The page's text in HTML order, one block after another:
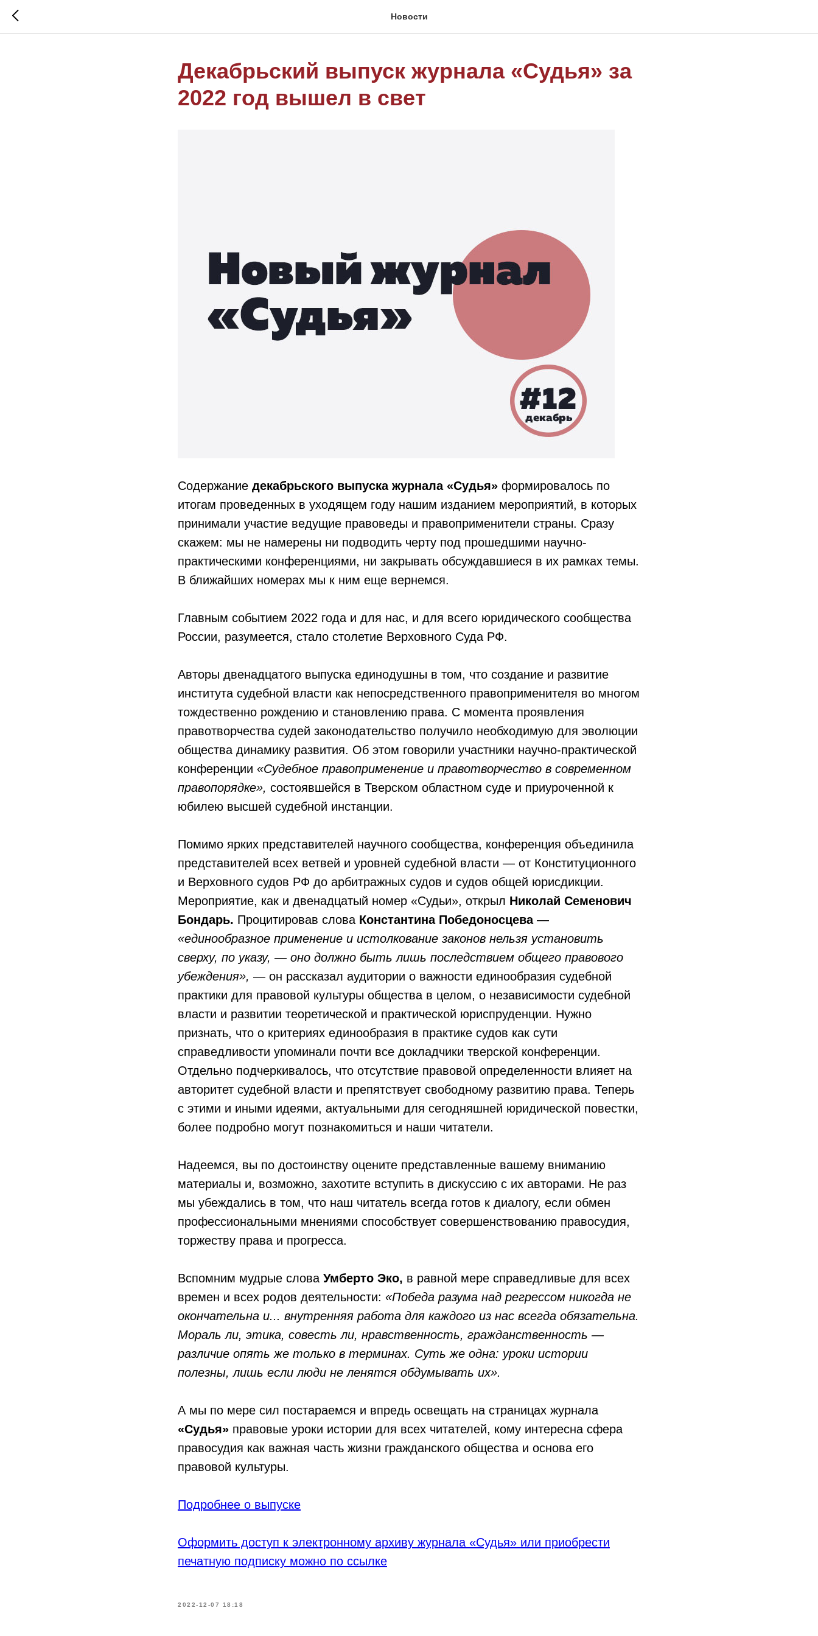
Новости
Декабрьский выпуск журнала «Судья» за
2022 год вышел в свет
Содержание декабрьского выпуска журнала «Судья» формировалось по
итогам проведенных в уходящем году нашим изданием мероприятий, в которых
принимали участие ведущие правоведы и правоприменители страны. Сразу
скажем: мы не намерены ни подводить черту под прошедшими научно-
практическими конференциями, ни закрывать обсуждавшиеся в их рамках темы.
В ближайших номерах мы к ним еще вернемся.
Главным событием 2022 года и для нас, и для всего юридического сообщества
России, разумеется, стало столетие Верховного Суда РФ.
Авторы двенадцатого выпуска единодушны в том, что создание и развитие
института судебной власти как непосредственного правоприменителя во многом
тождественно рождению и становлению права. С момента проявления
правотворчества судей законодательство получило необходимую для эволюции
общества динамику развития. Об этом говорили участники научно-практической
конференции «Судебное правоприменение и правотворчество в современном
правопорядке», состоявшейся в Тверском областном суде и приуроченной к
юбилею высшей судебной инстанции.
Помимо ярких представителей научного сообщества, конференция объединила
представителей всех ветвей и уровней судебной власти — от Конституционного
и Верховного судов РФ до арбитражных судов и судов общей юрисдикции.
Мероприятие, как и двенадцатый номер «Судьи», открыл Николай Семенович
Бондарь. Процитировав слова Константина Победоносцева—
«единообразное применение и истолкование законов нельзя установить
сверху, по указу, — оно должно быть лишь последствием общего правового
убеждения», — он рассказал аудитории о важности единообразия судебной
практики для правовой культуры общества в целом, о независимости судебной
власти и развитии теоретической и практической юриспруденции. Нужно
признать, что о критериях единообразия в практике судов как сути
справедливости упоминали почти все докладчики тверской конференции.
Отдельно подчеркивалось, что отсутствие правовой определенности влияет на
авторитет судебной власти и препятствует свободному развитию права. Теперь
с этими и иными идеями, актуальными для сегодняшней юридической повестки,
более подробно могут познакомиться и наши читатели.
Надеемся, вы по достоинству оцените представленные вашему вниманию
материалы и, возможно, захотите вступить в дискуссию с их авторами. Не раз
мы убеждались в том, что наш читатель всегда готов к диалогу, если обмен
профессиональными мнениями способствует совершенствованию правосудия,
торжеству права и прогресса.
Вспомним мудрые слова Умберто Эко, в равной мере справедливые для всех
времен и всех родов деятельности: «Победа разума над регрессом никогда не
окончательна и... внутренняя работа для каждого из нас всегда обязательна.
Мораль ли, этика, совесть ли, нравственность, гражданственность —
различие опять же только в терминах. Суть же одна: уроки истории
полезны, лишь если люди не ленятся обдумывать их».
А мы по мере сил постараемся и впредь освещать на страницах журнала
«Судья» правовые уроки истории для всех читателей, кому интересна сфера
правосудия как важная часть жизни гражданского общества и основа его
правовой культуры.
Подробнее о выпуске
Оформить доступ к электронному архиву журнала «Судья» или приобрести
печатную подписку можно по ссылке
2022-12-07 18:18